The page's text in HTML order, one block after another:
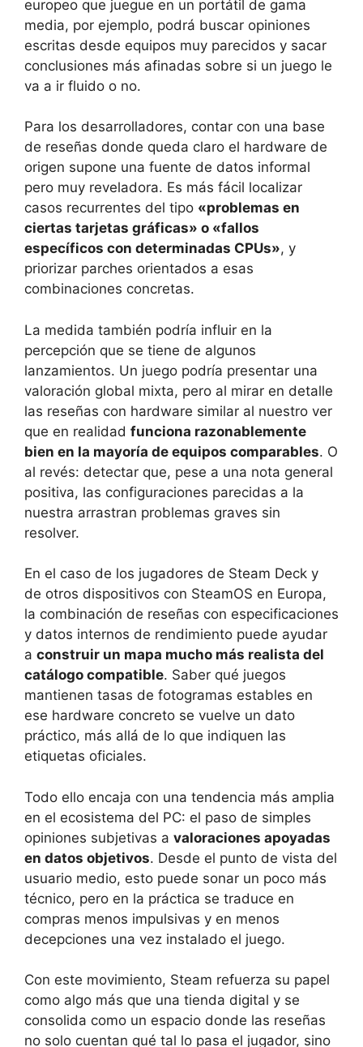
europeo que juegue en un portátil de gama
media, por ejemplo, podrá buscar opiniones
escritas desde equipos muy parecidos y sacar
conclusiones más afinadas sobre si un juego le
va a ir fluido o no.
Para los desarrolladores, contar con una base
de reseñas donde queda claro el hardware de
origen supone una fuente de datos informal
pero muy reveladora. Es más fácil localizar
casos recurrentes del tipo «problemas en
ciertas tarjetas gráficas» o «fallos
específicos con determinadas CPUs», y
priorizar parches orientados a esas
combinaciones concretas.
La medida también podría influir en la
percepción que se tiene de algunos
lanzamientos. Un juego podría presentar una
valoración global mixta, pero al mirar en detalle
las reseñas con hardware similar al nuestro ver
que en realidad funciona razonablemente
bien en la mayoría de equipos comparables. O
al revés: detectar que, pese a una nota general
positiva, las configuraciones parecidas a la
nuestra arrastran problemas graves sin
resolver.
En el caso de los jugadores de Steam Deck y
de otros dispositivos con SteamOS en Europa,
la combinación de reseñas con especificaciones
y datos internos de rendimiento puede ayudar
a construir un mapa mucho más realista del
catálogo compatible. Saber qué juegos
mantienen tasas de fotogramas estables en
ese hardware concreto se vuelve un dato
práctico, más allá de lo que indiquen las
etiquetas oficiales.
Todo ello encaja con una tendencia más amplia
en el ecosistema del PC: el paso de simples
opiniones subjetivas a valoraciones apoyadas
en datos objetivos. Desde el punto de vista del
usuario medio, esto puede sonar un poco más
técnico, pero en la práctica se traduce en
compras menos impulsivas y en menos
decepciones una vez instalado el juego.
Con este movimiento, Steam refuerza su papel
como algo más que una tienda digital y se
consolida como un espacio donde las reseñas
no solo cuentan qué tal lo pasa el jugador, sino